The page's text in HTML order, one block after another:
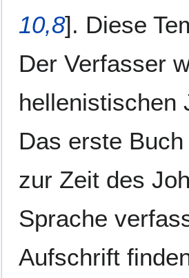
10,8]. Diese
Der Verfasser
hellenistischen
Das erste
zur Zeit des
Sprache
Aufschrift